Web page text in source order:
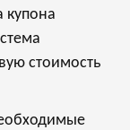
купона
стоимость